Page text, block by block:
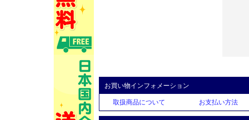
お買い物インフォメーション
取扱商品について お支払い方法